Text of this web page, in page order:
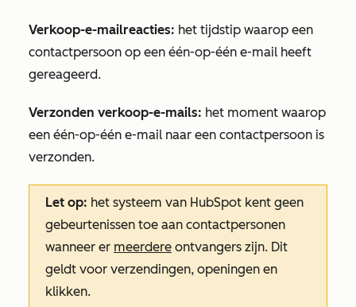
Verkoop-e-mailreacties: het tijdstip waarop een
contactpersoon op een één-op-één e-mail heeft
gereageerd.
Verzonden verkoop-e-mails: het moment waarop
een één-op-één e-mail naar een contactpersoon is
verzonden.
Let op: het systeem van HubSpot kent geen
gebeurtenissen toe aan contactpersonen
wanneer er meerdere ontvangers zijn. Dit
geldt voor verzendingen, openingen en
klikken.